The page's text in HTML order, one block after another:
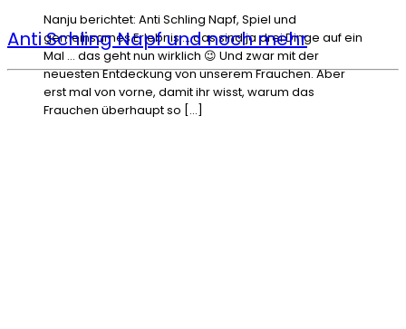
Nanju berichtet: Anti Schling Napf, Spiel und
gemeinsames Erlebnis … das sind ja drei Dinge auf ein
Mal … das geht nun wirklich 😉 Und zwar mit der
neuesten Entdeckung von unserem Frauchen. Aber
erst mal von vorne, damit ihr wisst, warum das
Frauchen überhaupt so […]
Anti Schling Napf und noch mehr